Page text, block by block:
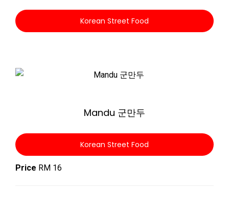
Korean Street Food
Mandu 군만두
Korean Street Food
Price RM 16